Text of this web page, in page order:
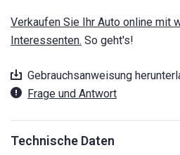
Verkaufen Sie Ihr Auto online mit
Interessenten. So geht's!
Gebrauchsanweisung
Frage und Antwort
Technische Daten